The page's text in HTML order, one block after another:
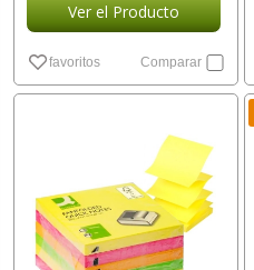
Ver el Producto
favoritos Comparar